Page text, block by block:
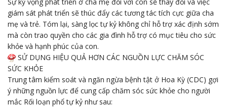
giám sát phát triển sẽ thúc đẩy các tương tác tích cực giữa cha
mẹ và trẻ. Tóm lại, sàng lọc tự kỷ không chỉ hỗ trợ xác định sớm
mà còn trao quyền cho các gia đình hỗ trợ có mục tiêu cho sức
khỏe và hạnh phúc của con.
SỬ DỤNG HIỆU QUẢ HƠN CÁC NGUỒN LỰC CHĂM SÓC
SỨC KHỎE
Trung tâm kiểm soát và ngăn ngừa bệnh tật ở Hoa Kỳ (CDC) gợi
ý những nguồn lực để cung cấp chăm sóc sức khỏe cho người
mắc Rối loạn phổ tự kỷ như sau: